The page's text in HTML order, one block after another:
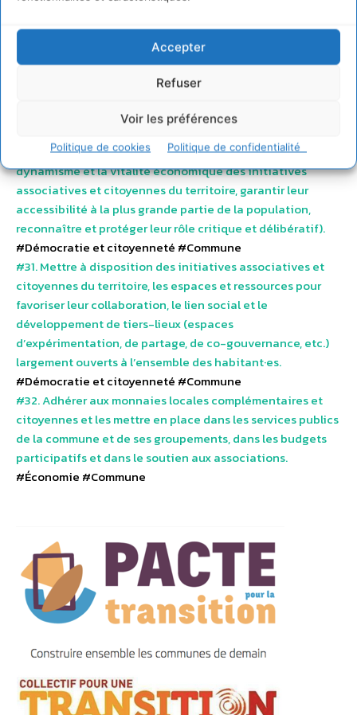
Accepter
Refuser
Voir les préférences
Politique de cookies Politique de confidentialité
grands projets des communes et de leurs groupements
avec les enjeux écologiques, sociaux, climatiques de
#Intercommunalité
politique associative locale volontariste (pour soutenir le
dynamisme et la vitalité économique des initiatives
associatives et citoyennes du territoire, garantir leur
accessibilité à la plus grande partie de la population,
reconnaître et protéger leur rôle critique et délibératif).
#Démocratie et citoyenneté #Commune
#31. Mettre à disposition des initiatives associatives et
citoyennes du territoire, les espaces et ressources pour
favoriser leur collaboration, le lien social et le
développement de tiers-lieux (espaces
d’expérimentation, de partage, de co-gouvernance, etc.)
largement ouverts à l’ensemble des habitant·es.
#Démocratie et citoyenneté #Commune
#32. Adhérer aux monnaies locales complémentaires et
citoyennes et les mettre en place dans les services publics
de la commune et de ses groupements, dans les budgets
participatifs et dans le soutien aux associations.
#Économie #Commune